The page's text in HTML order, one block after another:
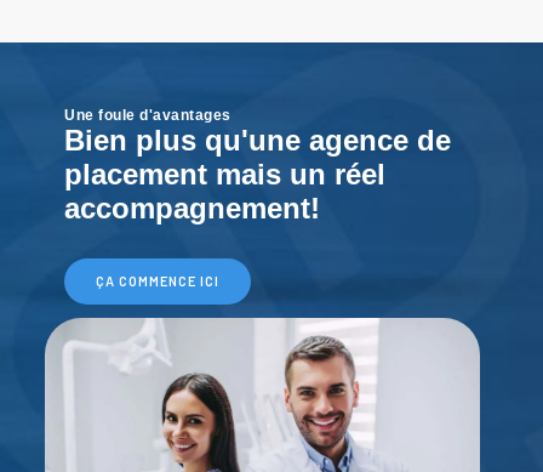
Une foule d'avantages
Bien plus qu'une agence de
placement mais un réel
accompagnement!
ÇA COMMENCE ICI